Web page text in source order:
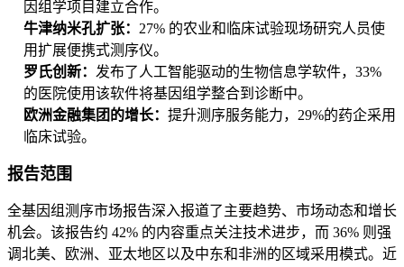
因组学项目建立合作。
牛津纳米孔扩张： 27% 的农业和临床试验现场研究人员使
用扩展便携式测序仪。
罗氏创新： 发布了人工智能驱动的生物信息学软件，33%
的医院使用该软件将基因组学整合到诊断中。
欧洲金融集团的增长： 提升测序服务能力，29%的药企采用
临床试验。
报告范围
全基因组测序市场报告深入报道了主要趋势、市场动态和增长
机会。该报告约 42% 的内容重点关注技术进步，而 36% 则强
调北美、欧洲、亚太地区以及中东和非洲的区域采用模式。近